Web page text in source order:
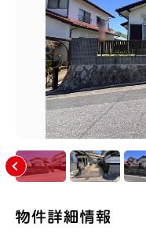
や行
広島市(安佐南区以外)
その他のエリア
絞り込み条件
新着物件
価格
〜